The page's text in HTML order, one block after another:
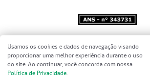
Copyright 2001 - 2026 Unimed do
Brasil - Todos os direitos reservados
Usamos os cookies e dados de navegação visando
proporcionar uma melhor experiência durante o uso
do site. Ao continuar, você concorda com nossa
Política de Privacidade.